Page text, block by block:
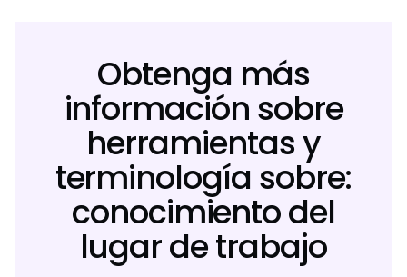
Obtenga más
información sobre
herramientas y
terminología sobre:
conocimiento del
lugar de trabajo